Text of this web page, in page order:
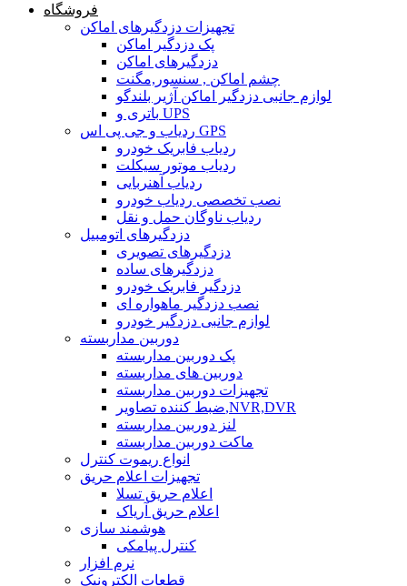
فروشگاه
تجهیزات دزدگیرهای اماکن
پک دزدگیر اماکن
دزدگیرهای اماکن
چشم اماکن , سنسور,مگنت
لوازم جانبی دزدگیر اماکن آژیر بلندگو
باتری و UPS
ردیاب و جی پی اس GPS
ردیاب فابریک خودرو
ردیاب موتور سیکلت
ردیاب آهنربایی
نصب تخصصی ردیاب خودرو
ردیاب ناوگان حمل و نقل
دزدگیرهای اتومبیل
دزدگیرهای تصویری
دزدگیرهای ساده
دزدگیر فابریک خودرو
نصب دزدگیر ماهواره ای
لوازم جانبی دزدگیر خودرو
دوربین مداربسته
پک دوربین مداربسته
دوربین های مداربسته
تجهیزات دوربین مداربسته
ضبط کننده تصاویر,NVR,DVR
لنز دوربین مداربسته
ماکت دوربین مداربسته
انواع ریموت کنترل
تجهیزات اعلام حریق
اعلام حریق تسلا
اعلام حریق آریاک
هوشمند سازی
کنترل پیامکی
نرم افزار
قطعات الکترونیک